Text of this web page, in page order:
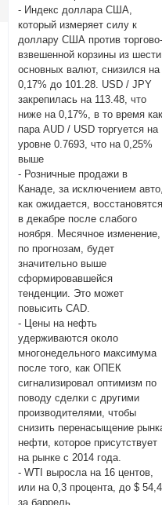
- Индекс доллара США,
который измеряет силу к
доллару США против
взвешенной корзины из шести
основных валют, снизился на
0,17% до 101.28. USD / JPY
закрепилась на 113.48, что
ниже на 0,17%, в то время
пара AUD / USD торгуется на
уровне 0.7693, что на 0,25%
выше
- Розничные продажи в
Канаде, за исключением
как ожидается,
в декабре после слабого
ноября. Месячное изменение,
по прогнозам, будет
значительно выше
сформировавшейся
тенденции. Это может
повысить CAD.
- Цены на нефть
удерживаются около
многонедельного максимума
после того, как ОПЕК
сигнализировал оптимизм по
поводу сделки с другими
производителями, чтобы
снизить перенасыщение
нефти, которое присутствует
на рынке с 2014 года.
- WTI выросла на 16 центов,
или на 0,3 процента, до $
за баррель.